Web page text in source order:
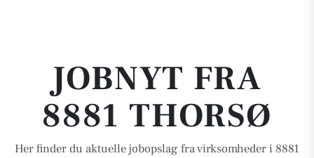
JOBNYT FRA
8881 THORSØ
Her finder du aktuelle jobopslag fra virksomheder i 8881